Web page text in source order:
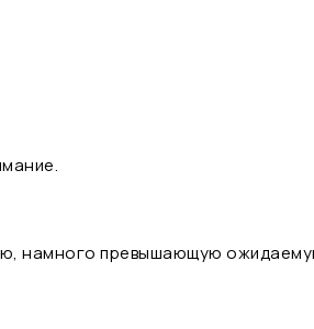
намного превышающую